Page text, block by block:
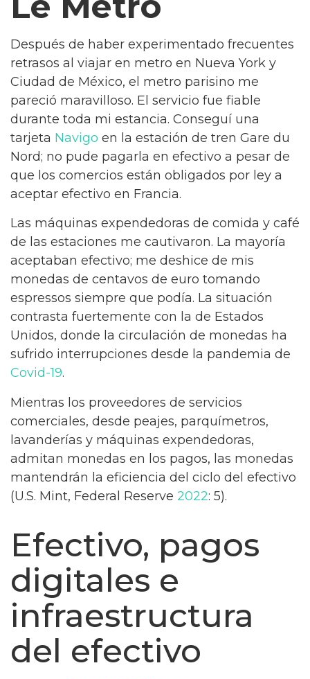
Después de haber experimentado frecuentes
retrasos al viajar en metro en Nueva York y
Ciudad de México, el metro parisino me
pareció maravilloso. El servicio fue fiable
durante toda mi estancia. Conseguí una
tarjeta Navigo en la estación de tren Gare du
Nord; no pude pagarla en efectivo a pesar de
que los comercios están obligados por ley a
aceptar efectivo en Francia.
Las máquinas expendedoras de comida y café
de las estaciones me cautivaron. La mayoría
aceptaban efectivo; me deshice de mis
monedas de centavos de euro tomando
espressos siempre que podía. La situación
contrasta fuertemente con la de Estados
Unidos, donde la circulación de monedas ha
sufrido interrupciones desde la pandemia de
Covid-19.
Mientras los proveedores de servicios
comerciales, desde peajes, parquímetros,
lavanderías y máquinas expendedoras,
admitan monedas en los pagos, las monedas
mantendrán la eficiencia del ciclo del efectivo
(U.S. Mint, Federal Reserve 2022: 5).
Efectivo, pagos
digitales e
infraestructura
del efectivo